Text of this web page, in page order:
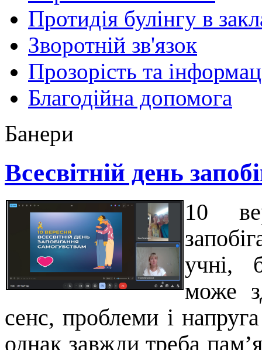
Протидія булінгу в
Зворотній зв'язок
Прозорість та
Благодійна допомога
Банери
Всесвітній день
10
учні,
може
сенс, проблеми і
однак завжди треба